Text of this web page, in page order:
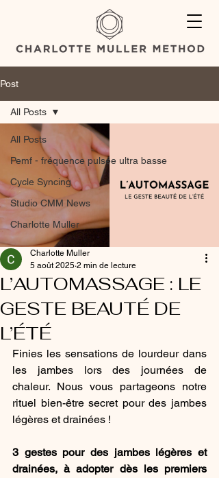
Post
All Posts
Pemf - fréquence pulsée ultra basse
Cycle Syncing
Studio CMM News
Charlotte Muller
All Posts
L’AUTOMASSAGE : LE
GESTE BEAUTÉ DE
L’ÉTÉ
Charlotte Muller
5 août 2025 2 min de lecture
Finies les sensations de lourdeur dans
les jambes lors des journées de
chaleur. Nous vous partageons notre
rituel bien-être secret pour des jambes
légères et drainées !
3 gestes pour des jambes légères et
drainées, à adopter dès les premiers